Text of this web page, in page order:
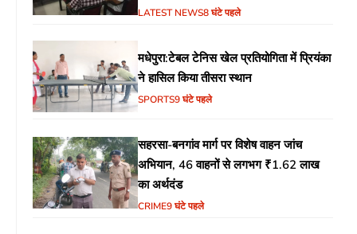
का उठा मुद्दा
LATEST NEWS8 घंटे पहले
मधेपुरा:टेबल टेनिस खेल प्रतियोगिता में प्रियंका
ने हासिल किया तीसरा स्थान
SPORTS9 घंटे पहले
सहरसा-बनगांव मार्ग पर विशेष वाहन जांच
अभियान, 46 वाहनों से लगभग ₹1.62 लाख
का अर्थदंड
CRIME9 घंटे पहले